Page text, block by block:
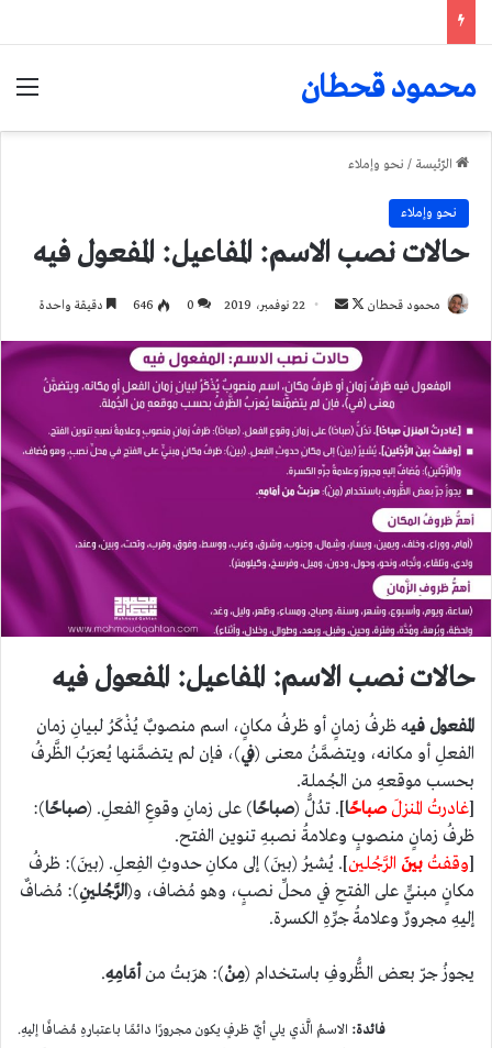
محمود قحطان
الرّئيسة / نحو وإملاء
نحو وإملاء
حالات نصب الاسم: المفاعيل: المفعول فيه
محمود قحطان
تابع
X
أرسل
إلكترونيا
22 نوفمبر، 2019 0
646 دقيقة واحدة
حالات نصب الاسم: المفاعيل: المفعول فيه
المفعول فيه ظرفُ زمانٍ أو ظرفُ مكانٍ، اسم منصوبٌ يُذْكَرُ لبيانِ زمان
الفعلِ أو مكانه، ويتضمَّنُ معنى (في)، فإن لم يتضمَّنها يُعرَبُ الظَّرفُ
بحسب موقعهِ من الجُملة.
غادرتُ المنزلَصباحًا ]. تدُلُّ (صباحًا) على زمانِ وقوعِ الفعلِ. (صباحًا):
ظرفُ زمانٍ منصوبٍ وعلامةُ نصبهِ تنوين الفتح.
وقفتُ بينَ الرَّجُلين ]. يُشيرُ (بينَ) إلى مكانِ حدوثِ الفِعلِ. (بينَ): ظرفُ
مكانٍ مبنيٍّ على الفتحِ في محلِّ نصبٍ، وهو مُضاف، و(الرَّجُلينِ): مُضافٌ
إليهِ مجرورٌ وعلامةُ جرِّهِ الكسرة.
يجوزُ جرّ بعض الظُّروفِ باستخدام (مِنْ): هرَبتُ من أمَامِهِ.
فائدة: الاسمُ الَّذي يلي أيّ ظرفٍ يكون مجرورًا دائمًا باعتبارهِ مُضافًا إليهِ.